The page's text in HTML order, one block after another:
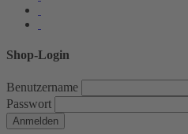
Shop-Login
Benutzername
Passwort
Anmelden